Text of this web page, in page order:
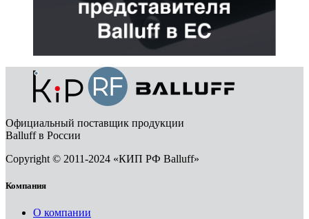
Официальный поставщик продукции
Balluff в России
Copyright © 2011-2024 «КИП РФ Balluff»
Компания
О компании